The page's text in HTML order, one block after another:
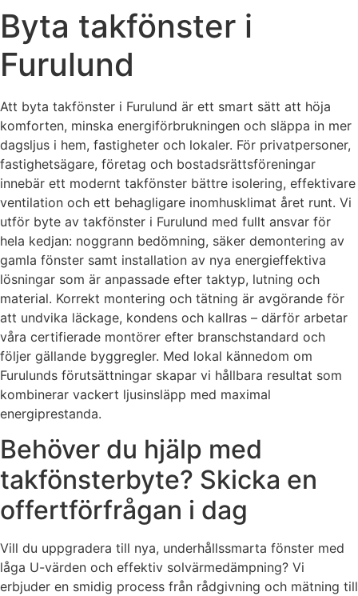
Byta takfönster i
Furulund
Att byta takfönster i Furulund är ett smart sätt att höja
komforten, minska energiförbrukningen och släppa in mer
dagsljus i hem, fastigheter och lokaler. För privatpersoner,
fastighetsägare, företag och bostadsrättsföreningar
innebär ett modernt takfönster bättre isolering, effektivare
ventilation och ett behagligare inomhusklimat året runt. Vi
utför byte av takfönster i Furulund med fullt ansvar för
hela kedjan: noggrann bedömning, säker demontering av
gamla fönster samt installation av nya energieffektiva
lösningar som är anpassade efter taktyp, lutning och
material. Korrekt montering och tätning är avgörande för
att undvika läckage, kondens och kallras – därför arbetar
våra certifierade montörer efter branschstandard och
följer gällande byggregler. Med lokal kännedom om
Furulunds förutsättningar skapar vi hållbara resultat som
kombinerar vackert ljusinsläpp med maximal
energiprestanda.
Behöver du hjälp med
takfönsterbyte? Skicka en
offertförfrågan i dag
Vill du uppgradera till nya, underhållssmarta fönster med
låga U-värden och effektiv solvärmedämpning? Vi
erbjuder en smidig process från rådgivning och mätning till